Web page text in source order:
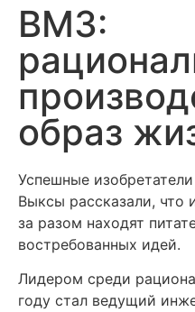
ВМЗ:
образ
Успешные
Выксы рассказали, что
за разом находят
востребованных идей.
Лидером среди
году стал ведущий